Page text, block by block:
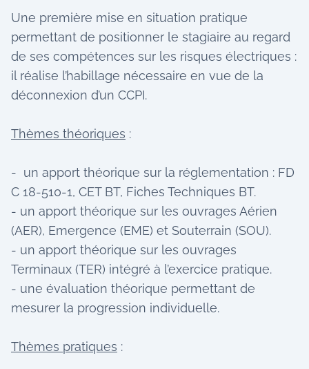
Une première mise en situation pratique
permettant de positionner le stagiaire au regard
de ses compétences sur les risques électriques :
il réalise l’habillage nécessaire en vue de la
déconnexion d’un CCPI.
Thèmes théoriques :
- un apport théorique sur la réglementation : FD
C 18-510-1, CET BT, Fiches Techniques BT.
- un apport théorique sur les ouvrages Aérien
(AER), Emergence (EME) et Souterrain (SOU).
- un apport théorique sur les ouvrages
Terminaux (TER) intégré à l’exercice pratique.
- une évaluation théorique permettant de
mesurer la progression individuelle.
Thèmes pratiques :